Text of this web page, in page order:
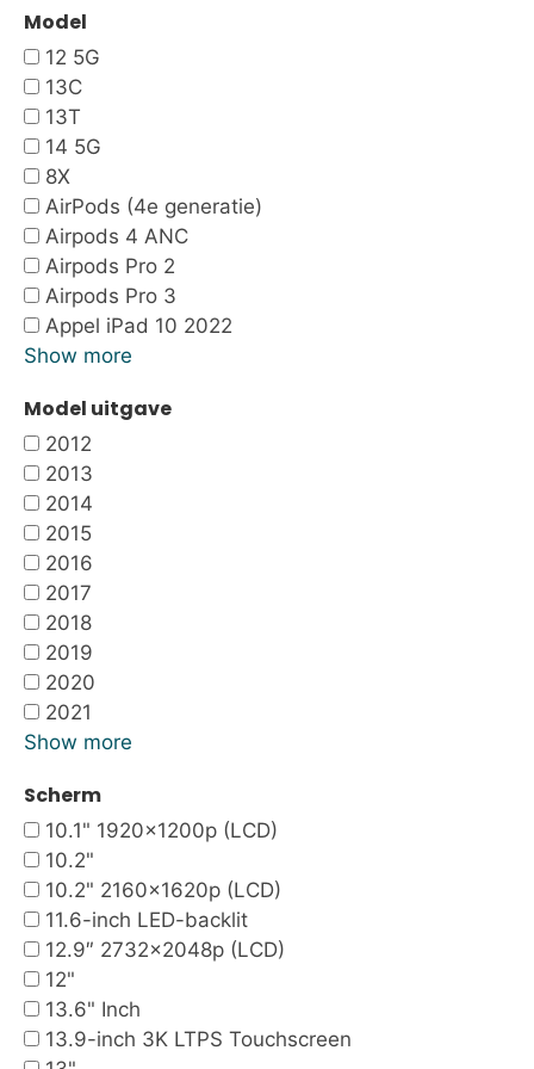
Model
12 5G
13C
13T
14 5G
8X
AirPods (4e generatie)
Airpods 4 ANC
Airpods Pro 2
Airpods Pro 3
Appel iPad 10 2022
Show more
Model uitgave
2012
2013
2014
2015
2016
2017
2018
2019
2020
2021
Show more
Scherm
10.1" 1920x1200p (LCD)
10.2"
10.2" 2160x1620p (LCD)
11.6-inch LED-backlit
12.9″ 2732×2048p (LCD)
12"
13.6" Inch
13.9-inch 3K LTPS Touchscreen